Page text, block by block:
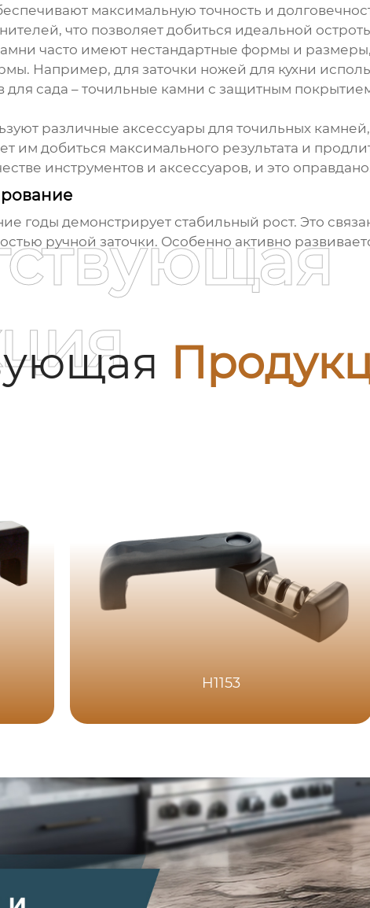
максимальную точность и
что позволяет добиться идеальной
часто имеют нестандартные формы и
Например, для заточки ножей для кухни
для сада – точильные камни с защитным
различные аксессуары для точильных камней
им добиться максимального результата и
инструментов и аксессуаров, и это
годы демонстрирует стабильный рост. Это
ручной заточки. Особенно активно
H1153